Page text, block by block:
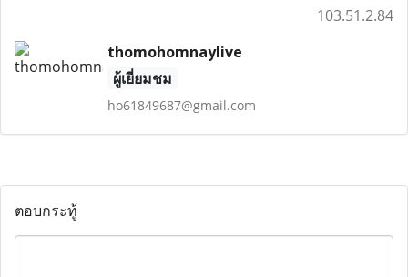
103.51.2.84
thomohomnaylive
ผู้เยี่ยมชม
ho61849687@gmail.com
ตอบกระทู้